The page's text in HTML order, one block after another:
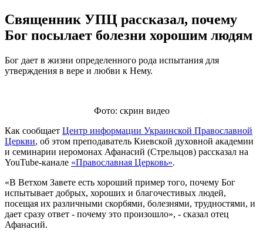
Священник УПЦ рассказал, почему
Бог посылает болезни хорошим людям
Бог дает в жизни определенного рода испытания для
утверждения в вере и любви к Нему.
Фото: скрин видео
Как сообщает Центр информации Украинской Православной
Церкви, об этом преподаватель Киевской духовной академии
и семинарии иеромонах Афанасий (Стрельцов) рассказал на
YouTube-канале «Православная Церковь».
«В Ветхом Завете есть хороший пример того, почему Бог
испытывает добрых, хороших и благочестивых людей,
посещая их различными скорбями, болезнями, трудностями, и
дает сразу ответ - почему это произошло», - сказал отец
Афанасий.